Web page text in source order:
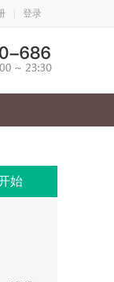
登录
始